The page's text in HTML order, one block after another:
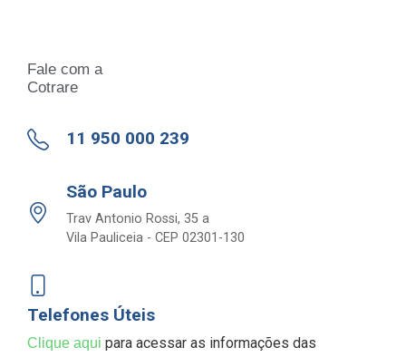
Fale com a
Cotrare
11 950 000 239
São Paulo
Trav Antonio Rossi, 35 a
Vila Pauliceia - CEP 02301-130
Telefones Úteis
Clique aqui para acessar as informações das